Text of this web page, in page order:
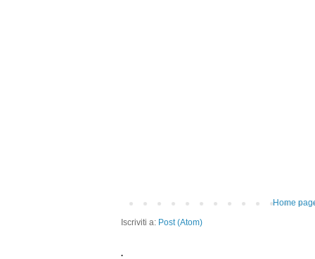
Home
Iscriviti a: Post (Atom)
.